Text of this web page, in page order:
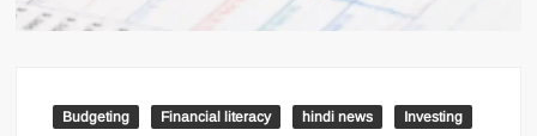
Budgeting Financial literacy hindi news Investing